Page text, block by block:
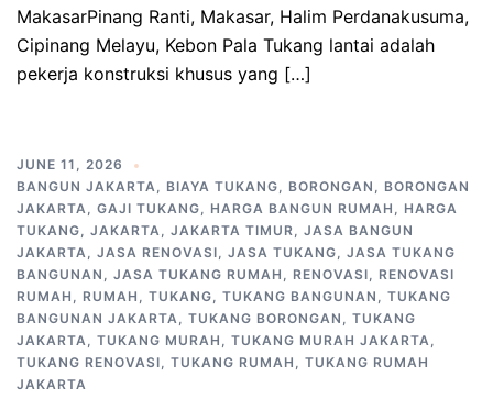
MakasarPinang Ranti, Makasar, Halim Perdanakusuma,
Cipinang Melayu, Kebon Pala Tukang lantai adalah
pekerja konstruksi khusus yang […]
JUNE 11, 2026
BANGUN JAKARTA, BIAYA TUKANG, BORONGAN , BORONGAN
JAKARTA, GAJI TUKANG, HARGA BANGUN RUMAH , HARGA
TUKANG, JAKARTA, JAKARTA TIMUR, JASA BANGUN
JAKARTA, JASA RENOVASI, JASA TUKANG, JASA TUKANG
BANGUNAN , JASA TUKANG RUMAH , RENOVASI, RENOVASI
RUMAH , RUMAH , TUKANG, TUKANG BANGUNAN , TUKANG
BANGUNAN JAKARTA, TUKANG BORONGAN , TUKANG
JAKARTA, TUKANG MURAH , TUKANG MURAH JAKARTA,
TUKANG RENOVASI, TUKANG RUMAH , TUKANG RUMAH
JAKARTA